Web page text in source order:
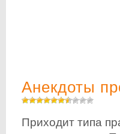
Анекдоты
Приходит типа